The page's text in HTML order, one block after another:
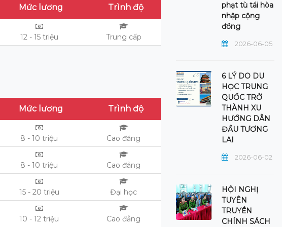
Mức lương Trình độ
12 - 15 triệu Trung cấp
Mức lương Trình độ
8 - 10 triệu Cao đẳng
8 - 10 triệu Cao đẳng
15 - 20 triệu Đại học
10 - 12 triệu Cao đẳng
phạt tù tái hòa
nhập cộng
đồng
2026-06-05
6 LÝ DO DU
HỌC TRUNG
QUỐC TRỞ
THÀNH XU
HƯỚNG DẪN
ĐẦU TƯƠNG
LAI
2026-06-02
HỘI NGHỊ
TUYÊN
TRUYỀN
CHÍNH SÁCH